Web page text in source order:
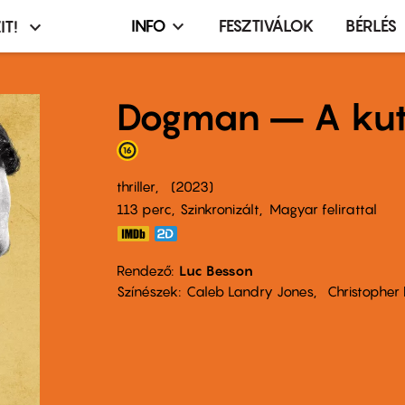
Infó,
terembérlés
menü
INFO FESZTIVÁLOK BÉRLÉS
Dogman – A
thriller
2023
113 perc,
Szinkronizált Magyar felirattal
Rendező Luc Besson
Színészek
Caleb Landry Jones Christopher